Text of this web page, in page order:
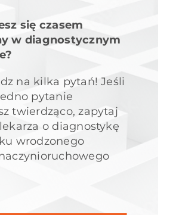
się czasem
w diagnostycznym
na kilka pytań! Jeśli
pytanie
twierdząco, zapytaj
o diagnostykę
wrodzonego